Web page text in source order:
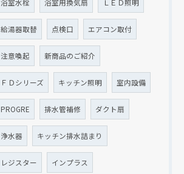
浴室水栓 浴室用換気扇 ＬＥＤ照明
給湯器取替 点検口 エアコン取付
注意喚起 新商品のご紹介
ＦＤシリーズ キッチン照明 室内設備
PROGRE 排水管補修 ダクト扇
浄水器 キッチン排水詰まり
レジスター インプラス